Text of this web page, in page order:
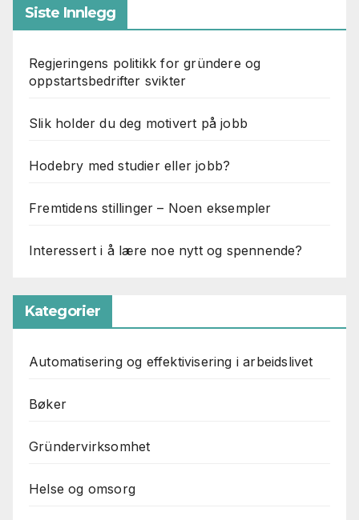
Siste Innlegg
Regjeringens politikk for gründere og
oppstartsbedrifter svikter
Slik holder du deg motivert på jobb
Hodebry med studier eller jobb?
Fremtidens stillinger – Noen eksempler
Interessert i å lære noe nytt og spennende?
Kategorier
Automatisering og effektivisering i arbeidslivet
Bøker
Gründervirksomhet
Helse og omsorg